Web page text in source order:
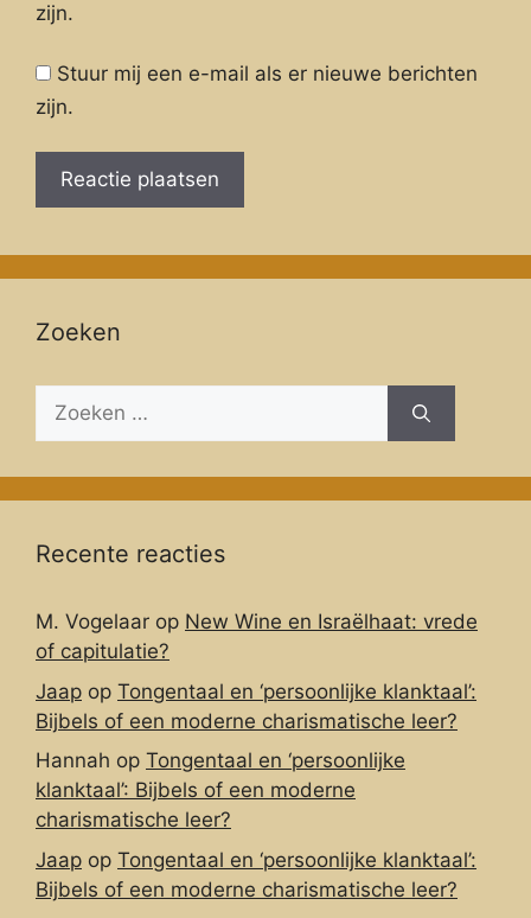
zijn.
Stuur mij een e-mail als er nieuwe berichten
zijn.
Zoeken
Zoeken
Recente reacties
M. Vogelaar op New Wine en Israëlhaat: vrede
of capitulatie?
Jaap op Tongentaal en ‘persoonlijke klanktaal’:
Bijbels of een moderne charismatische leer?
Hannah op Tongentaal en ‘persoonlijke
klanktaal’: Bijbels of een moderne
charismatische leer?
Jaap op Tongentaal en ‘persoonlijke klanktaal’:
Bijbels of een moderne charismatische leer?